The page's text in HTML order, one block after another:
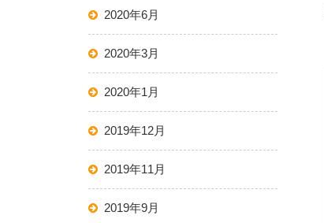
2020年6月
2020年3月
2020年1月
2019年12月
2019年11月
2019年9月